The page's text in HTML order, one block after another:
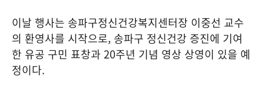
이날 행사는 송파구정신건강복지센터장 이중선 교수
의 환영사를 시작으로, 송파구 정신건강 증진에 기여
한 유공 구민 표창과 20주년 기념 영상 상영이 있을 예
정이다.